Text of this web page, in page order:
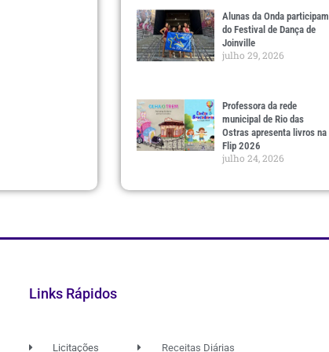
Alunas da Onda participam
do Festival de Dança de
Joinville
julho 29, 2026
Professora da rede
municipal de Rio das
Ostras apresenta livros na
Flip 2026
julho 24, 2026
Links Rápidos
Licitações Receitas Diárias